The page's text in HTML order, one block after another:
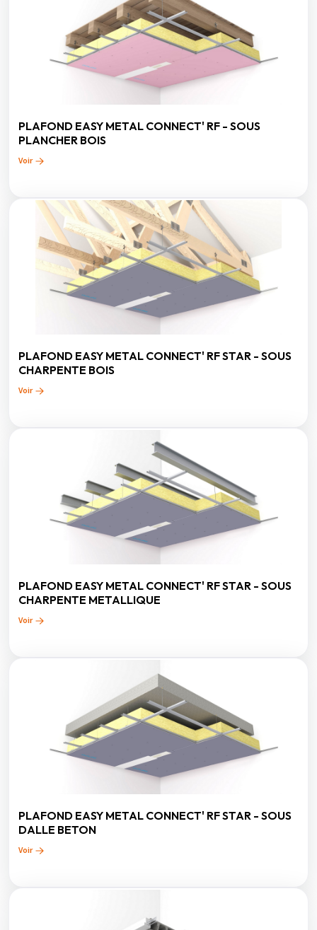
PLAFOND EASY METAL CONNECT' RF - SOUS
PLANCHER BOIS
Voir
PLAFOND EASY METAL CONNECT' RF STAR - SOUS
CHARPENTE BOIS
Voir
PLAFOND EASY METAL CONNECT' RF STAR - SOUS
CHARPENTE METALLIQUE
Voir
PLAFOND EASY METAL CONNECT' RF STAR - SOUS
DALLE BETON
Voir